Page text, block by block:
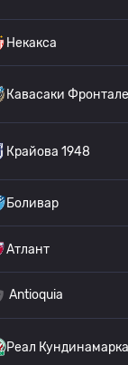
Некакса
Кавасаки Фронтале
Крайова 1948
Боливар
Атлант
Antioquia
Реал Кундинамарка